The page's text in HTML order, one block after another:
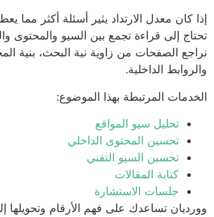
إذا كان معدل الارتداد يثير أسئلة أكثر مما
تحتاج إلى قراءة تجمع بين السيو والمحتوى
نراجع الصفحات من زاوية نية البحث، بنية
والروابط الداخلية.
الخدمات المرتبطة بهذا الموضوع:
تحليل سيو المواقع
تحسين المحتوى الداخلي
تحسين السيو التقني
كتابة المقالات
جلسات الاستشارة
وورديان تساعدك على فهم الأرقام وتحويلها